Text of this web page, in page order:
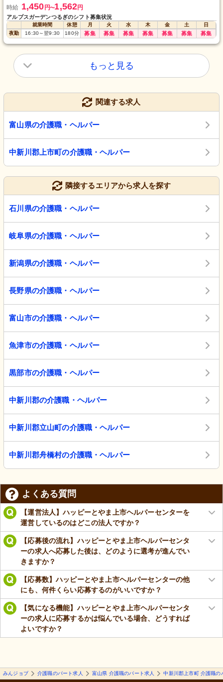
時給 1,450 円〜1,562円
アルプスガーデンつるぎのシフト募集状況
就業時間 休憩 月 火 水 木 金 土
日
夜勤
16:30～翌9:30 180分 募集 募集 募集 募集 募集 募集 募集
もっと見る
関連する求人
富山県の介護職・ヘルパー
中新川郡上市町の介護職・ヘルパー
隣接するエリアから求人を探す
石川県の介護職・ヘルパー
岐阜県の介護職・ヘルパー
新潟県の介護職・ヘルパー
長野県の介護職・ヘルパー
富山市の介護職・ヘルパー
魚津市の介護職・ヘルパー
黒部市の介護職・ヘルパー
中新川郡の介護職・ヘルパー
中新川郡立山町の介護職・ヘルパー
中新川郡舟橋村の介護職・ヘルパー
よくある質問
【運営法人】ハッピーとやま上市ヘルパーセンターを
運営しているのはどこの法人ですか？
【応募後の流れ】ハッピーとやま上市ヘルパーセンタ
ーの求人へ応募した後は、どのように選考が進んでい
きますか？
【応募数】ハッピーとやま上市ヘルパーセンターの他
にも、何件くらい応募するのがいいですか？
【気になる機能】ハッピーとやま上市ヘルパーセンタ
ーの求人に応募するかは悩んでいる場合、どうすれば
よいですか？
みんジョブ 介護職のパート求人 富山県 介護職のパート求人 中新川郡上市町 介護職の